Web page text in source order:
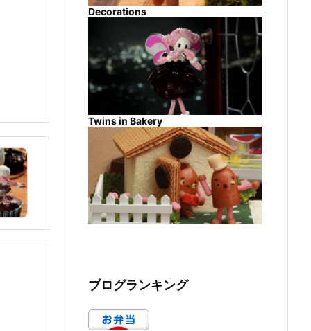
Decorations
Twins in Bakery
ブログランキング